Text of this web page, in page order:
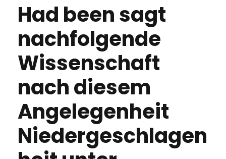
Had been sagt
nachfolgende
Wissenschaft
nach diesem
Angelegenheit
Niedergeschlagen